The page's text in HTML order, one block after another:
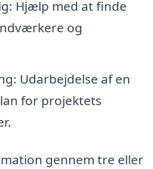
Hjælp med at finde
og
Udarbejdelse af en
for projektets
gennem tre eller